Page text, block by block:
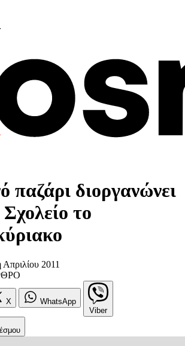
παζάρι διοργανώνει
το
Απριλίου 2011
X
WhatsApp
Viber